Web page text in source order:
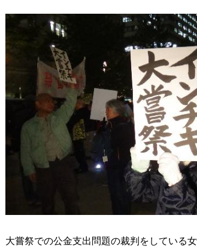
大嘗祭での公金支出問題の裁判をしている